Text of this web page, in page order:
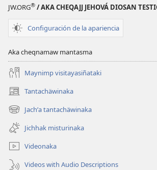
JW.ORG® / AKA CHEQAJJ JEHOVÁ DIOSAN
Configuración de la apariencia
Aka cheqnamaw mantasma
Maynimp visitayasiñataki
Tantachäwinaka
(opens
new
window)
Jachʼa tantachäwinaka
(opens
new
window)
Jichhak misturinaka
Videonaka
Videos with Audio Descriptions